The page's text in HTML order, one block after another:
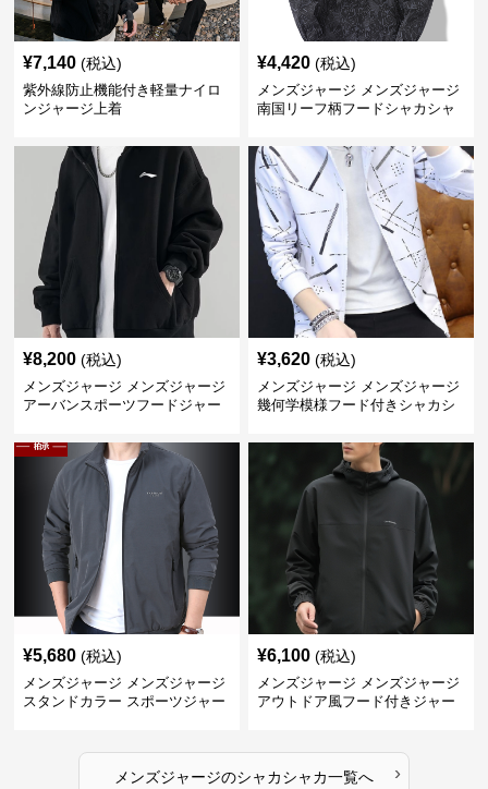
¥7,140 (税込)
紫外線防止機能付き軽量ナイロ
ンジャージ上着
¥4,420 (税込)
メンズジャージ メンズジャージ
南国リーフ柄フードシャカシャ
¥8,200 (税込)
メンズジャージ メンズジャージ
アーバンスポーツフードジャー
¥3,620 (税込)
メンズジャージ メンズジャージ
幾何学模様フード付きシャカシ
¥5,680 (税込)
メンズジャージ メンズジャージ
スタンドカラー スポーツジャー
¥6,100 (税込)
メンズジャージ メンズジャージ
アウトドア風フード付きジャー
メンズジャージのシャカシャカ一覧へ ›